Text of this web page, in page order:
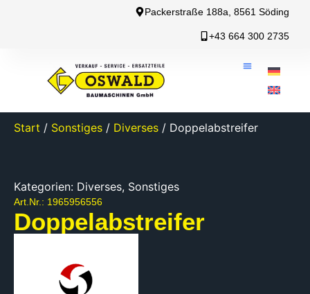
+43 664 300 2735
Packerstraße 188a, 8561 Söding
Start / Sonstiges / Diverses / Doppelabstreifer
Kategorien: Diverses, Sonstiges
Art.Nr.: 1965956556
Doppelabstreifer